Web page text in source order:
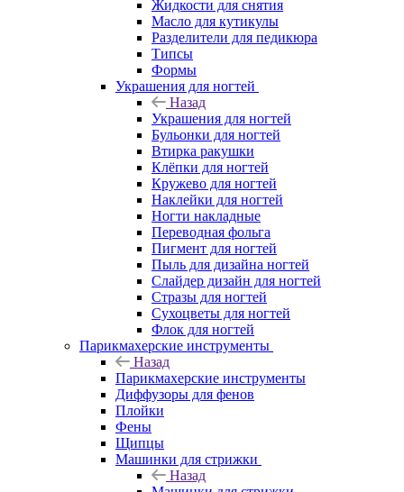
Жидкости для снятия
Масло для кутикулы
Разделители для педикюра
Типсы
Формы
Украшения для ногтей
Назад
Украшения для ногтей
Бульонки для ногтей
Втирка ракушки
Клёпки для ногтей
Кружево для ногтей
Наклейки для ногтей
Ногти накладные
Переводная фольга
Пигмент для ногтей
Пыль для дизайна ногтей
Слайдер дизайн для ногтей
Стразы для ногтей
Сухоцветы для ногтей
Флок для ногтей
Парикмахерские инструменты
Назад
Парикмахерские инструменты
Диффузоры для фенов
Плойки
Фены
Щипцы
Машинки для стрижки
Назад